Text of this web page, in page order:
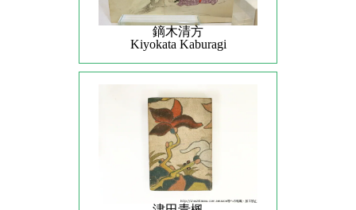
鏑木清方
Kiyokata Kaburagi